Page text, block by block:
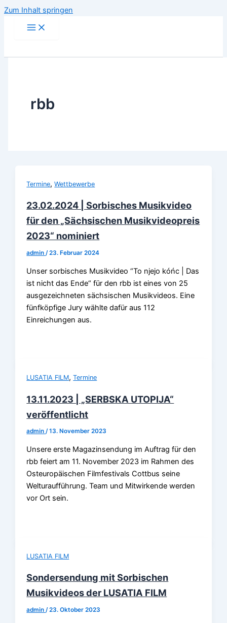
Zum Inhalt springen
rbb
Termine,Wettbewerbe
23.02.2024 | Sorbisches Musikvideo
für den „Sächsischen Musikvideopreis
2023“ nominiert
admin/23. Februar 2024
Unser sorbisches Musikvideo “To njejo kóńc | Das
ist nicht das Ende“ für den rbb ist eines von 25
ausgezeichneten sächsischen Musikvideos. Eine
fünfköpfige Jury wählte dafür aus 112
Einreichungen aus.
LUSATIA FILM,Termine
13.11.2023 | „SERBSKA UTOPIJA“
veröffentlicht
admin/13. November 2023
Unsere erste Magazinsendung im Auftrag für den
rbb feiert am 11. November 2023 im Rahmen des
Osteuropäischen Filmfestivals Cottbus seine
Welturaufführung. Team und Mitwirkende werden
vor Ort sein.
LUSATIA FILM
Sondersendung mit Sorbischen
Musikvideos der LUSATIA FILM
admin /23. Oktober 2023